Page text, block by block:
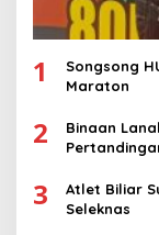
1
Songsong
Maraton
2
Binaan
3
Atlet Biliar
Seleknas